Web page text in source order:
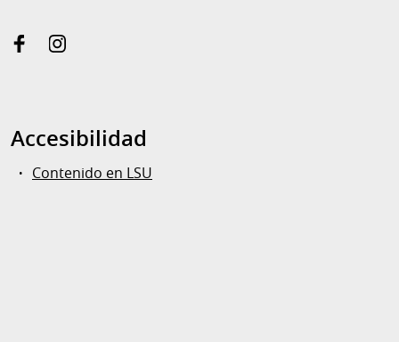
facebookinstagram
Accesibilidad
Contenido en LSU